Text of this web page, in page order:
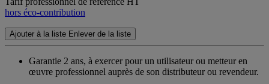
hors éco-contribution
Ajouter à la liste Enlever de la liste
Garantie 2 ans, à exercer pour un utilisateur ou metteur en
œuvre professionnel auprès de son distributeur ou revendeur.